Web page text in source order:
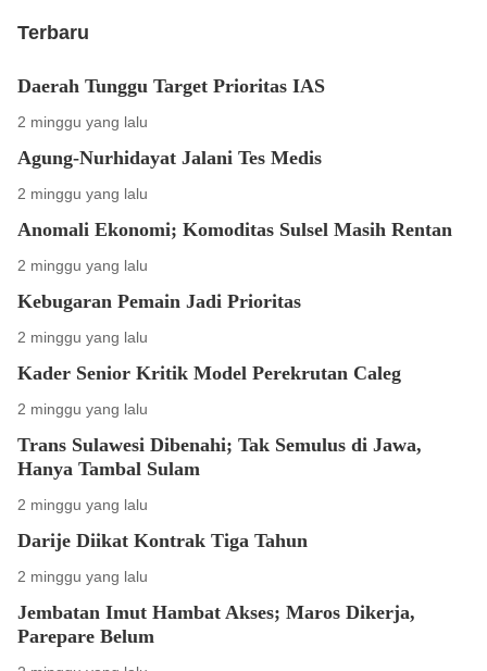
Terbaru
Daerah Tunggu Target Prioritas IAS
2 minggu yang lalu
Agung-Nurhidayat Jalani Tes Medis
2 minggu yang lalu
Anomali Ekonomi; Komoditas Sulsel Masih Rentan
2 minggu yang lalu
Kebugaran Pemain Jadi Prioritas
2 minggu yang lalu
Kader Senior Kritik Model Perekrutan Caleg
2 minggu yang lalu
Trans Sulawesi Dibenahi; Tak Semulus di Jawa,
Hanya Tambal Sulam
2 minggu yang lalu
Darije Diikat Kontrak Tiga Tahun
2 minggu yang lalu
Jembatan Imut Hambat Akses; Maros Dikerja,
Parepare Belum